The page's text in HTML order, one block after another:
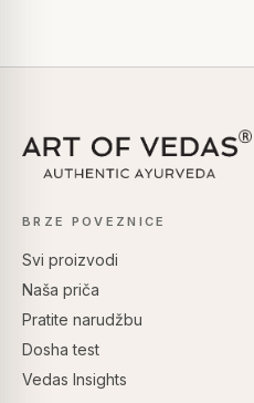
BRZE POVEZNICE
Svi proizvodi
Naša priča
Pratite narudžbu
Dosha test
Vedas Insights